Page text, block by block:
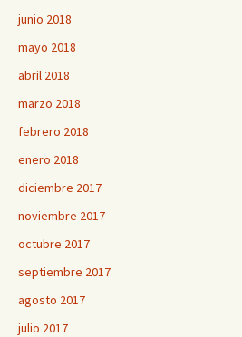
junio 2018
mayo 2018
abril 2018
marzo 2018
febrero 2018
enero 2018
diciembre 2017
noviembre 2017
octubre 2017
septiembre 2017
agosto 2017
julio 2017